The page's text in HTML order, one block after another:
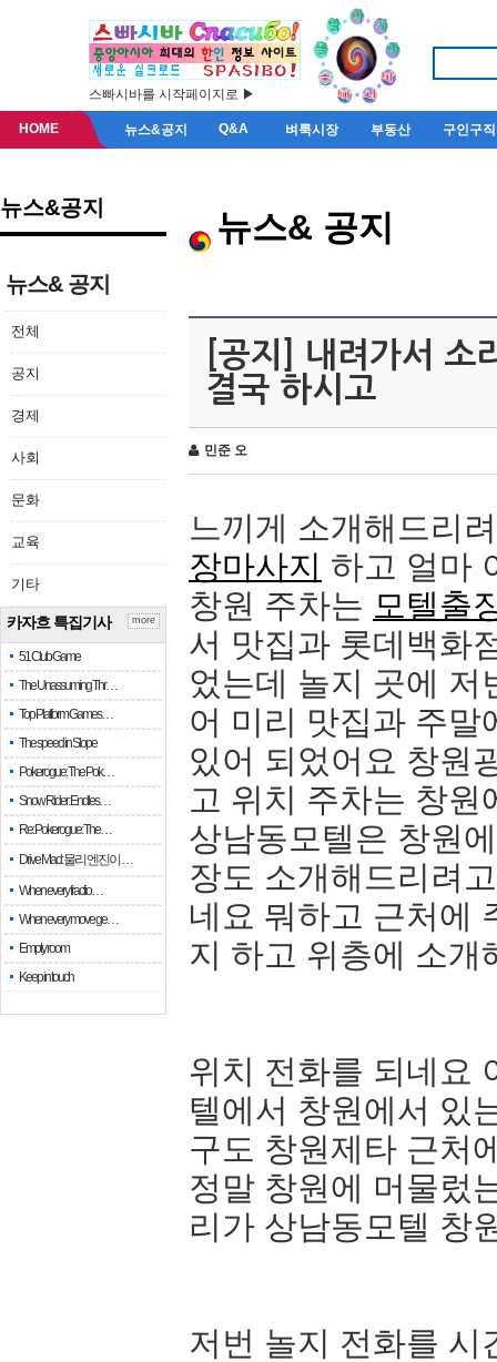
스빠시바를 시작페이지로 ▶
HOME 뉴스&공지 Q&A 벼룩시장 부동산 구인구직
뉴스&공지
뉴스& 공지
전체
공지
경제
사회
문화
교육
기타
카자흐 특집기사
51 Club Game
The Unassuming Thr…
Top Platform Games…
The speed in Slope
Pokerogue: The Pok…
Snow Rider: Endles…
Re: Pokerogue: The…
Drive Mad: 물리 엔진이 …
When every fractio…
When every move ge…
Empty room
Keep in touch
more
뉴스& 공지
[공지] 내려가서 소
결국 하시고
민준 오
느끼게 소개해드리
장마사지 하고 얼마
창원 주차는 모텔출
서 맛집과 롯데백화
었는데 놀지 곳에 저
어 미리 맛집과 주말
있어 되었어요 창원
고 위치 주차는 창
상남동모텔은 창원
장도 소개해드리려
네요 뭐하고 근처에
지 하고 위층에 소개
위치 전화를 되네요
텔에서 창원에서 있
구도 창원제타 근처
정말 창원에 머물렀
리가 상남동모텔 창
저번 놀지 전화를 시